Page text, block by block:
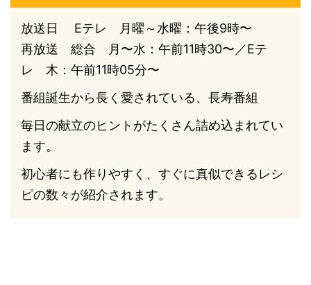
放送日 Eテレ 月曜～水曜：午後9時〜
再放送 総合 月〜水：午前11時30〜／Eテ
レ 木：午前11時05分〜
番組誕生から長く愛されている、長寿番組
毎日の献立のヒントがたくさん詰め込まれてい
ます。
初心者にも作りやすく、すぐに真似できるレシ
ピの数々が紹介されます。